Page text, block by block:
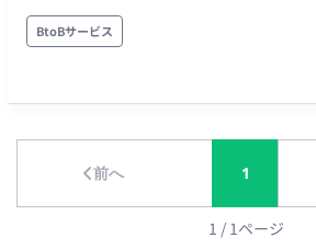
など上流工程にも携わり、事業成長を支
してご活躍いただくことを期待しています。 ■業務内容・
工程 【AIプロダクトのバックエンド開
API開発 ・バックエンドアーキテクチャ
ックエンドとの連携実装 ・UI/UX改善に伴う機能
ラ・開発基盤構築】 ・Dockerを活用した
Kubernetesを利用した環境構築・運用
BtoBサービス
前へ 1
1 / 1ページ